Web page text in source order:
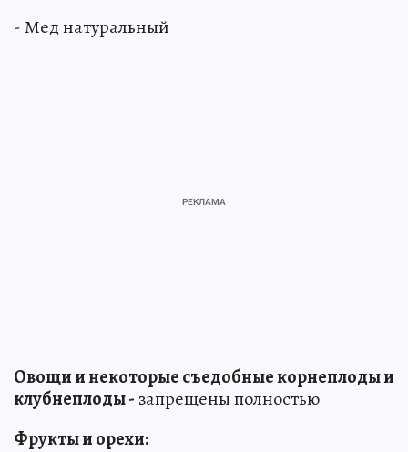
- Мед натуральный
Овощи и некоторые съедобные корнеплоды и
клубнеплоды - запрещены полностью
Фрукты и орехи: